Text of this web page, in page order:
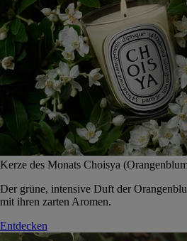
Kerze des Monats Choisya
Der grüne, intensive Duft der
mit ihren zarten Aromen.
Entdecken